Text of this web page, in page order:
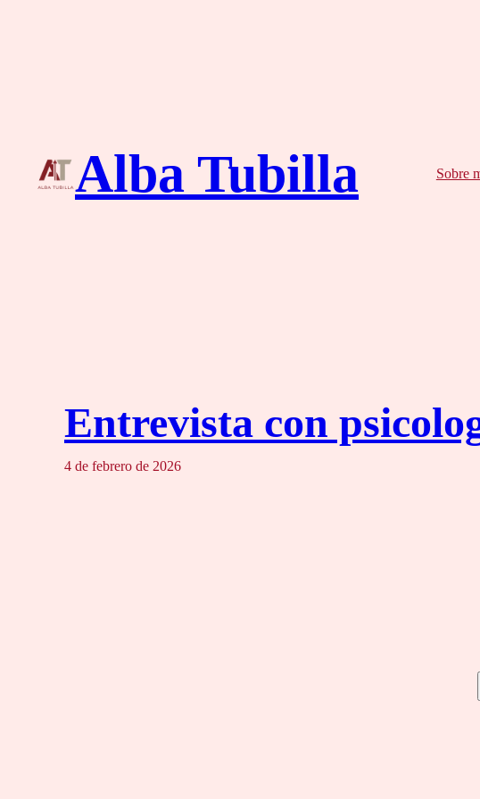
Alba Tubilla Sobre
Entrevista con
4 de febrero de 2026